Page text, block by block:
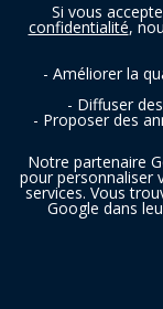
Restaurant à
Si vous
confidentialité,
- Améliorer la
- Diffuser
- Proposer des
Notre partenaire
pour personnaliser
services. Vous
Google dans